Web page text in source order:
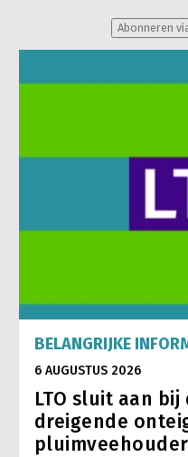
Abonneren
BELANGRIJKE
6 AUGUSTUS 2026
LTO sluit aan
dreigende